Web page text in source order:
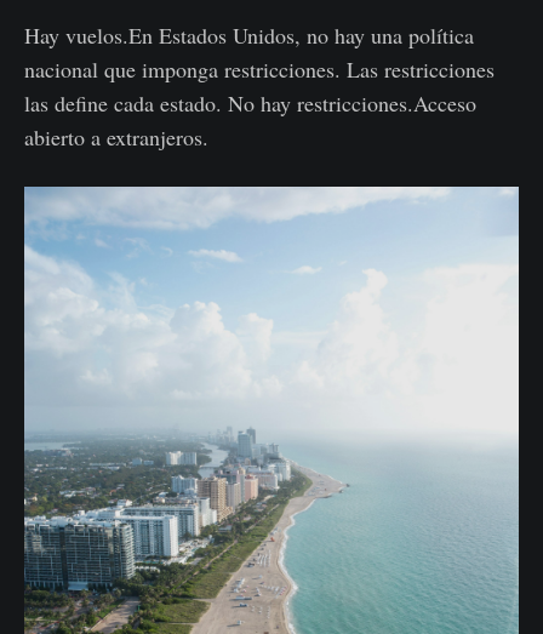
Hay vuelos.En Estados Unidos, no hay una política
nacional que imponga restricciones. Las restricciones
las define cada estado. No hay restricciones.Acceso
abierto a extranjeros.